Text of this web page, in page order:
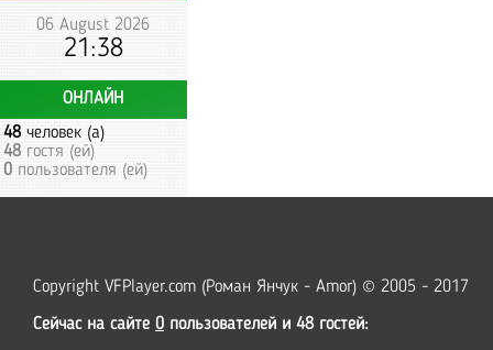
06 August 2026
21:38
ОНЛАЙН
48человек (а)
48гостя (ей)
0 пользователя (ей)
Copyright VFPlayer.com (Роман Янчук - Amor) © 2005 - 2017
Сейчас на сайте 0 пользователей и 48 гостей: